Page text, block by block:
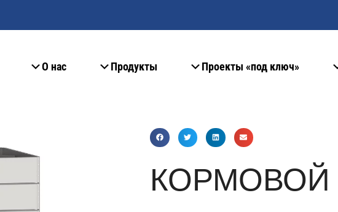
О нас Продукты Проекты «под ключ»
КОРМОВОЙ